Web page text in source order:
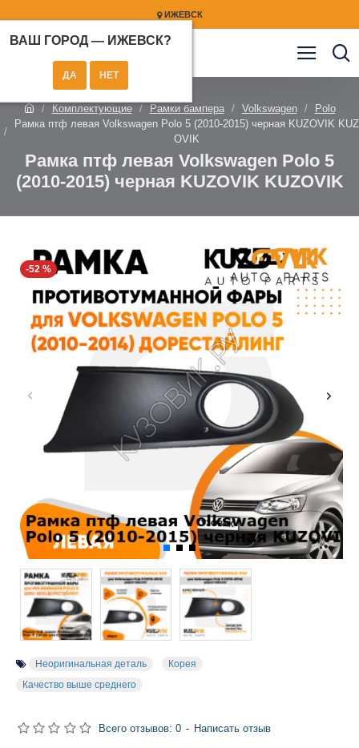
ИЖЕВСК
ВАШ ГОРОД — ИЖЕВСК?
Комплектующие Рамки бампера Volkswagen
Polo
Рамка птф левая Volkswagen Polo 5 (2010-2015) черная KUZOVIK KUZ
OVIK
Рамка птф левая Volkswagen Polo 5
(2010-2015) черная KUZOVIK KUZOVIK
-52 %
Неоригинальная деталь
Корея
Качество выше среднего
Всего отзывов: 0 - Написать отзыв